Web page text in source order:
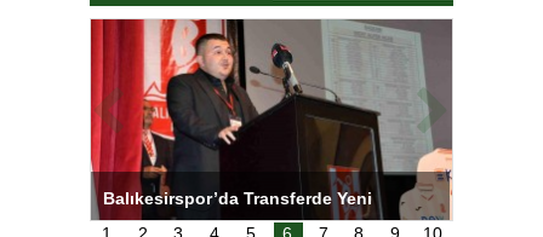
Balıkesirspor’da Transferde Yeni
Yaklaşım